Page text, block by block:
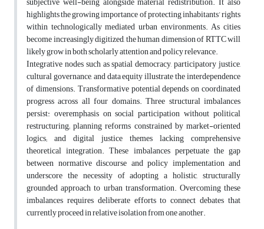
highlights the growing importance of protecting inhabitants’ rights
within technologically mediated urban environments. As cities
become increasingly digitized, the human dimension of RTTC will
likely grow in both scholarly attention and policy relevance.
Integrative nodes such as spatial democracy, participatory justice,
cultural governance, and data equity illustrate the interdependence
of dimensions. Transformative potential depends on coordinated
progress across all four domains. Three structural imbalances
persist: overemphasis on social participation without political
restructuring; planning reforms constrained by market-oriented
logics; and digital justice themes lacking comprehensive
theoretical integration. These imbalances perpetuate the gap
between normative discourse and policy implementation and
underscore the necessity of adopting a holistic, structurally
grounded approach to urban transformation. Overcoming these
imbalances requires deliberate efforts to connect debates that
currently proceed in relative isolation from one another.